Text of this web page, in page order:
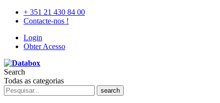
+ 351 21 430 84 00
Contacte-nos !
Login
Obter Acesso
Search
Todas as categorias
search